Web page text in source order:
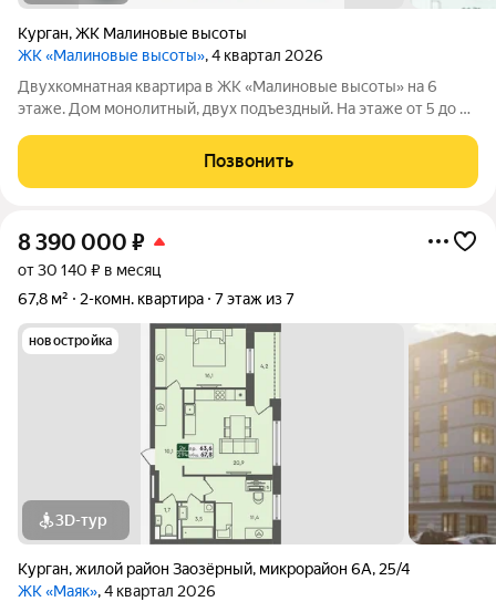
Курган,ЖК Малиновые высоты
ЖК «Малиновые высоты», 4 квартал 2026
Двухкомнатная квартира в ЖК «Малиновые высоты» на 6
этаже. Дом монолитный, двух подъездный. На этаже от 5 до 7
Оформление сделки по договору долевого участия. ЖК
«Малиновые высоты»
Позвонить
8 390 000 ₽
от 30 140 ₽ в месяц
67,8 м²
2-комн. квартира 7 этаж из 7
новостройка
3D-тур
Курган,жилой район Заозёрный, микрорайон 6А, 25/4
ЖК «Маяк», 4 квартал 2026